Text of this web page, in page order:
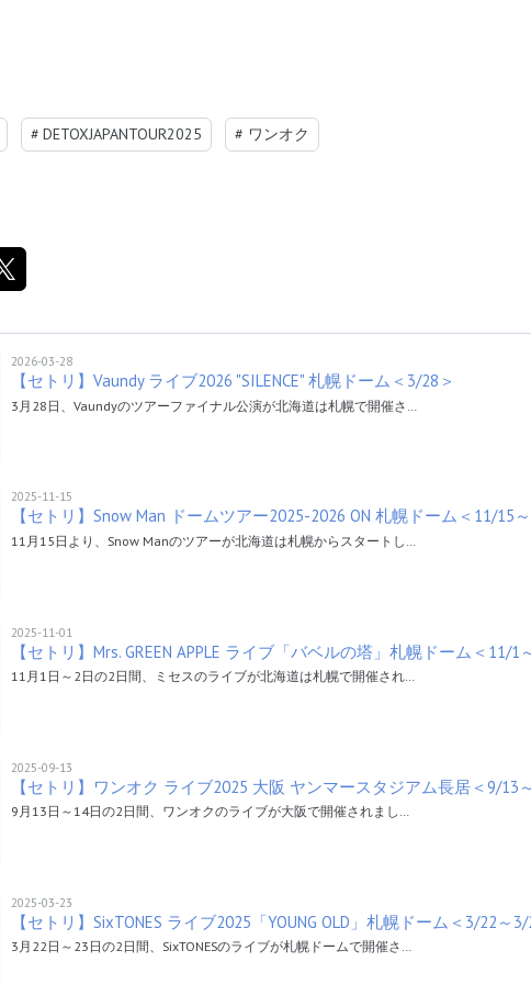
# DETOXJAPANTOUR2025 # ワンオク
2026-03-28
【セトリ】Vaundy ライブ2026 "SILENCE" 札幌ドーム＜3/28＞
3月28日、Vaundyのツアーファイナル公演が北海道は札幌で開催さ…
2025-11-15
【セトリ】Snow Man ドームツアー2025-2026 ON 札幌ドーム＜11/15
11月15日より、Snow Manのツアーが北海道は札幌からスタートし…
2025-11-01
【セトリ】Mrs. GREEN APPLE ライブ「バベルの塔」札幌ドーム＜11/1
11月1日～2日の2日間、ミセスのライブが北海道は札幌で開催され…
2025-09-13
【セトリ】ワンオク ライブ2025 大阪 ヤンマースタジアム長居＜9/13
9月13日～14日の2日間、ワンオクのライブが大阪で開催されまし…
2025-03-23
【セトリ】SixTONES ライブ2025「YOUNG OLD」札幌ドーム＜3/22～
3月22日～23日の2日間、SixTONESのライブが札幌ドームで開催さ…